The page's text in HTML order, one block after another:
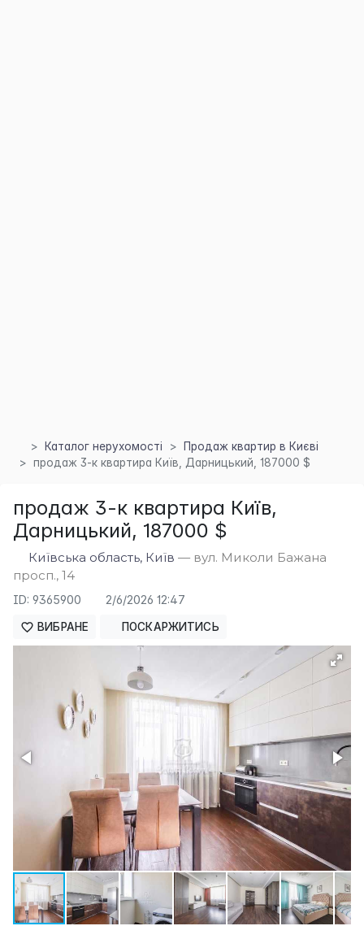
Каталог нерухомості
Продаж квартир в Києві
продаж 3-к квартира Київ, Дарницький, 187000 $
продаж 3-к квартира Київ,
Дарницький, 187000 $
Київська область, Київ — вул. Миколи Бажана
просп., 14
ID: 9365900 2/6/2026 12:47
ВИБРАНЕ ПОСКАРЖИТИСЬ